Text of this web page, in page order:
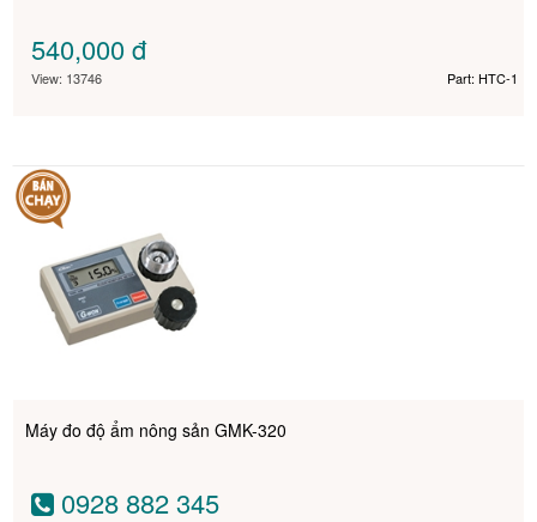
540,000đ
View: 13746 Part: HTC-1
Máy đo độ ẩm nông sản GMK-320
0928 882 345